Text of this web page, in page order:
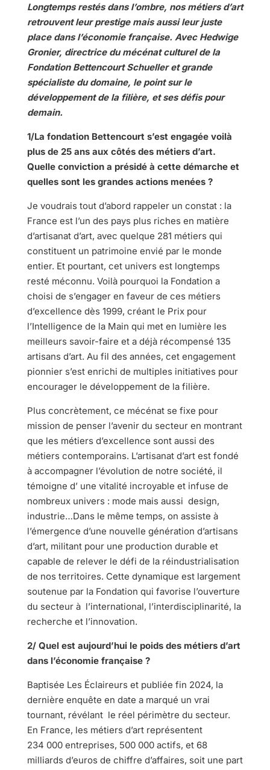
Longtemps restés dans l’ombre, nos métiers d’art
retrouvent leur prestige mais aussi leur juste
place dans l’économie française. Avec Hedwige
Gronier, directrice du mécénat culturel de la
Fondation Bettencourt Schueller et grande
spécialiste du domaine, le point sur le
développement de la filière, et ses défis pour
demain.
1/La fondation Bettencourt s’est engagée voilà
plus de 25 ans aux côtés des métiers d’art.
Quelle conviction a présidé à cette démarche et
quelles sont les grandes actions menées ?
Je voudrais tout d’abord rappeler un constat : la
France est l’un des pays plus riches en matière
d’artisanat d’art, avec quelque 281 métiers qui
constituent un patrimoine envié par le monde
entier. Et pourtant, cet univers est longtemps
resté méconnu. Voilà pourquoi la Fondation a
choisi de s’engager en faveur de ces métiers
d’excellence dès 1999, créant le Prix pour
l’Intelligence de la Main qui met en lumière les
meilleurs savoir-faire et a déjà récompensé 135
artisans d’art. Au fil des années, cet engagement
pionnier s’est enrichi de multiples initiatives pour
encourager le développement de la filière.
Plus concrètement, ce mécénat se fixe pour
mission de penser l’avenir du secteur en montrant
que les métiers d’excellence sont aussi des
métiers contemporains. L’artisanat d’art est fondé
à accompagner l’évolution de notre société, il
témoigne d’ une vitalité incroyable et infuse de
nombreux univers : mode mais aussi design,
industrie…Dans le même temps, on assiste à
l’émergence d’une nouvelle génération d’artisans
d’art, militant pour une production durable et
capable de relever le défi de la réindustrialisation
de nos territoires. Cette dynamique est largement
soutenue par la Fondation qui favorise l’ouverture
du secteur à l’international, l’interdisciplinarité, la
recherche et l’innovation.
2/ Quel est aujourd’hui le poids des métiers d’art
dans l’économie française ?
Baptisée Les Éclaireurs et publiée fin 2024, la
dernière enquête en date a marqué un vrai
tournant, révélant le réel périmètre du secteur.
En France, les métiers d’art représentent
234 000 entreprises, 500 000 actifs, et 68
milliards d’euros de chiffre d’affaires, soit une part